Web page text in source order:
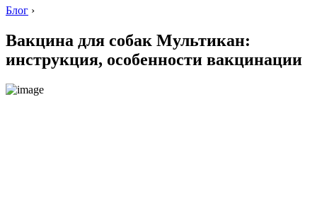
Блог ›
Вакцина для собак Мультикан:
инструкция, особенности вакцинации